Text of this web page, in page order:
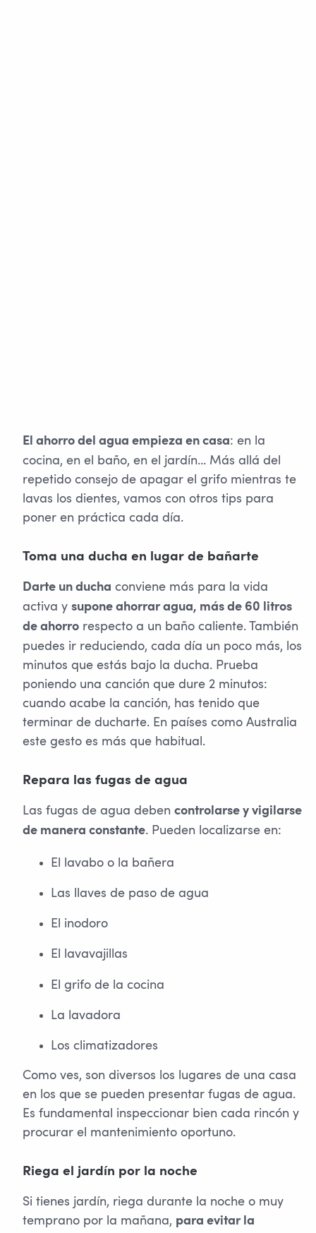
El ahorro del agua empieza en casa: en la
cocina, en el baño, en el jardín… Más allá del
repetido consejo de apagar el grifo mientras te
lavas los dientes, vamos con otros tips para
poner en práctica cada día.
Toma una ducha en lugar de bañarte
Darte un ducha conviene más para la vida
activa y supone ahorrar agua, más de 60 litros
de ahorro respecto a un baño caliente. También
puedes ir reduciendo, cada día un poco más, los
minutos que estás bajo la ducha. Prueba
poniendo una canción que dure 2 minutos:
cuando acabe la canción, has tenido que
terminar de ducharte. En países como Australia
este gesto es más que habitual.
Repara las fugas de agua
Las fugas de agua deben controlarse y vigilarse
de manera constante. Pueden localizarse en:
El lavabo o la bañera
Las llaves de paso de agua
El inodoro
El lavavajillas
El grifo de la cocina
La lavadora
Los climatizadores
Como ves, son diversos los lugares de una casa
en los que se pueden presentar fugas de agua.
Es fundamental inspeccionar bien cada rincón y
procurar el mantenimiento oportuno.
Riega el jardín por la noche
Si tienes jardín, riega durante la noche o muy
temprano por la mañana, para evitar la